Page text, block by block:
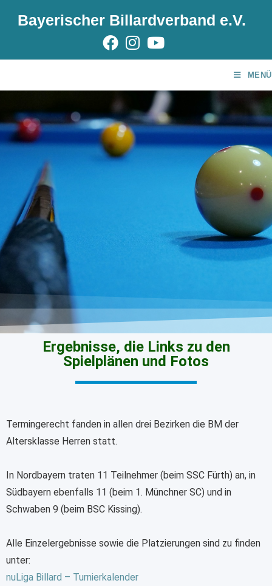
Bayerischer Billardverband e.V.
MENÜ
Ergebnisse, die Links zu den
Spielplänen und Fotos
Termingerecht fanden in allen drei Bezirken die BM der
Altersklasse Herren statt.
In Nordbayern traten 11 Teilnehmer (beim SSC Fürth) an, in
Südbayern ebenfalls 11 (beim 1. Münchner SC) und in
Schwaben 9 (beim BSC Kissing).
Alle Einzelergebnisse sowie die Platzierungen sind zu finden
unter:
nuLiga Billard – Turnierkalender